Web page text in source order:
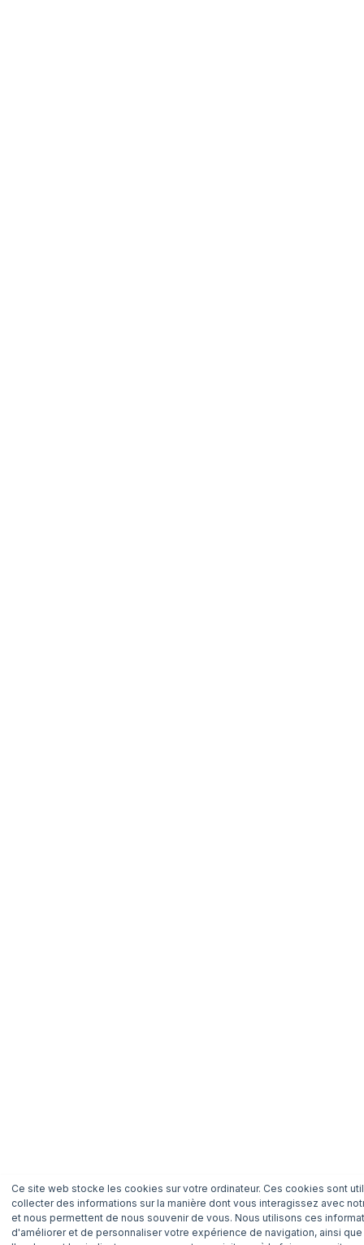
Ce site web stocke les cookies sur votre ordinateur. Ces cookies sont
collecter des informations sur la manière dont vous interagissez avec
et nous permettent de nous souvenir de vous. Nous utilisons ces
d'améliorer et de personnaliser votre expérience de navigation, ainsi